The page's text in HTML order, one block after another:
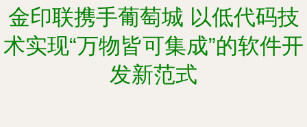
金印联携手葡萄城 以低代码技
术实现“万物皆可集成”的软件开
发新范式